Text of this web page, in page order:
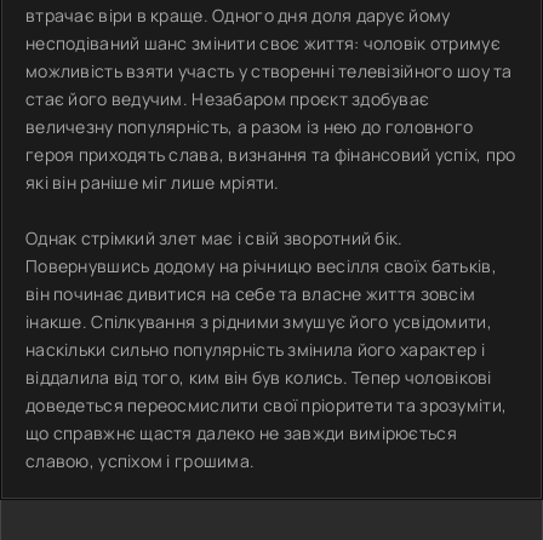
втрачає віри в краще. Одного дня доля дарує йому
несподіваний шанс змінити своє життя: чоловік отримує
можливість взяти участь у створенні телевізійного шоу та
стає його ведучим. Незабаром проєкт здобуває
величезну популярність, а разом із нею до головного
героя приходять слава, визнання та фінансовий успіх, про
які він раніше міг лише мріяти.
Однак стрімкий злет має і свій зворотний бік.
Повернувшись додому на річницю весілля своїх батьків,
він починає дивитися на себе та власне життя зовсім
інакше. Спілкування з рідними змушує його усвідомити,
наскільки сильно популярність змінила його характер і
віддалила від того, ким він був колись. Тепер чоловікові
доведеться переосмислити свої пріоритети та зрозуміти,
що справжнє щастя далеко не завжди вимірюється
славою, успіхом і грошима.